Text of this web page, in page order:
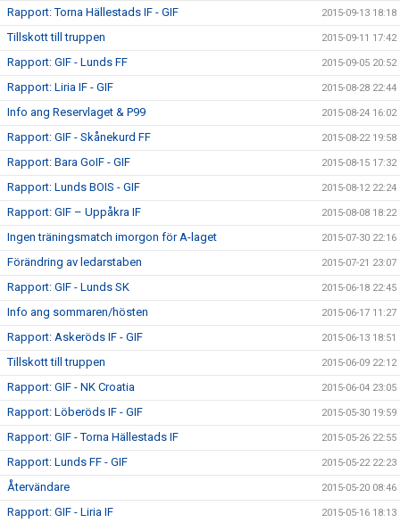
Rapport: Torna Hällestads IF - GIF 2015-09-13 18:18
Tillskott till truppen 2015-09-11 17:42
Rapport: GIF - Lunds FF 2015-09-05 20:52
Rapport: Liria IF - GIF 2015-08-28 22:44
Info ang Reservlaget & P99 2015-08-24 16:02
Rapport: GIF - Skånekurd FF 2015-08-22 19:58
Rapport: Bara GoIF - GIF 2015-08-15 17:32
Rapport: Lunds BOIS - GIF 2015-08-12 22:24
Rapport: GIF – Uppåkra IF 2015-08-08 18:22
Ingen träningsmatch imorgon för A-laget 2015-07-30 22:16
Förändring av ledarstaben 2015-07-21 23:07
Rapport: GIF - Lunds SK 2015-06-18 22:45
Info ang sommaren/hösten 2015-06-17 11:27
Rapport: Askeröds IF - GIF 2015-06-13 18:51
Tillskott till truppen 2015-06-09 22:12
Rapport: GIF - NK Croatia 2015-06-04 23:05
Rapport: Löberöds IF - GIF 2015-05-30 19:59
Rapport: GIF - Torna Hällestads IF 2015-05-26 22:55
Rapport: Lunds FF - GIF 2015-05-22 22:23
Återvändare 2015-05-20 08:46
Rapport: GIF - Liria IF 2015-05-16 18:13